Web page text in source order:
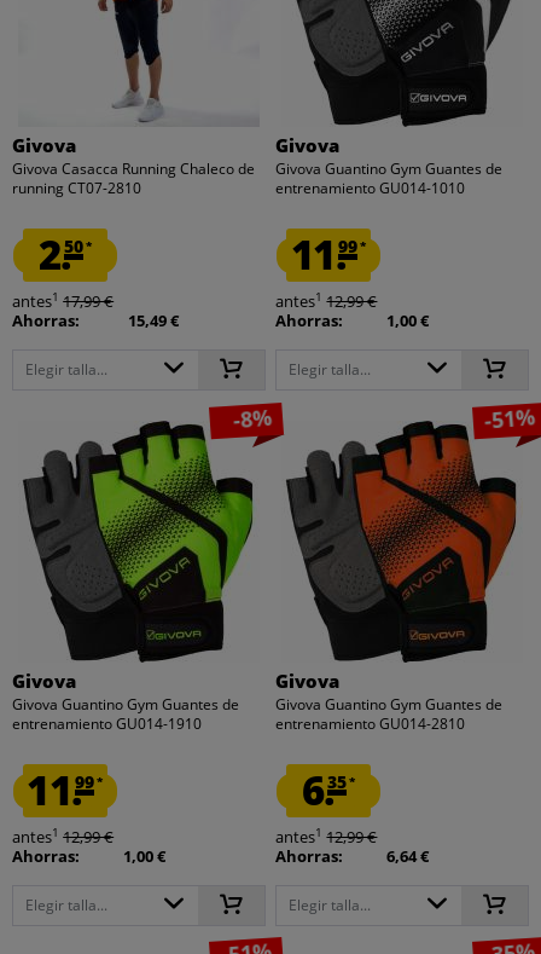
Givova
Givova Casacca Running Chaleco de
running CT07-2810
2.50*
antes1 17,99 €
Ahorras:
15,49 €
Elegir talla...
Givova
Givova Guantino Gym Guantes de
entrenamiento GU014-1010
11.99*
antes1 12,99 €
Ahorras:
1,00 €
Elegir talla...
-8%
Givova
Givova Guantino Gym Guantes de
entrenamiento GU014-1910
11.99*
antes1 12,99 €
Ahorras:
1,00 €
Elegir talla...
-51%
Givova
Givova Guantino Gym Guantes de
entrenamiento GU014-2810
6.35*
antes1 12,99 €
Ahorras:
6,64 €
Elegir talla...